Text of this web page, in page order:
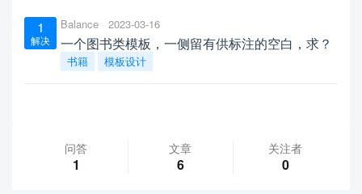
1
解决
Balance 2023-03-16
一个图书类模板，一侧留有供标注的空白，求？
书籍 模板设计
问答
1
文章
6
关注者
0